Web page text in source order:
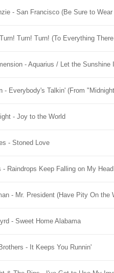
- San Francisco (Be Sure to Wear
Turn! Turn! (To Everything
- Aquarius / Let the Sunshine
- Everybody's Talkin' (From
- Joy to the World
- Stoned Love
- Raindrops Keep Falling on My Head
- Mr. President (Have Pity On the
- Sweet Home Alabama
- It Keeps You Runnin'